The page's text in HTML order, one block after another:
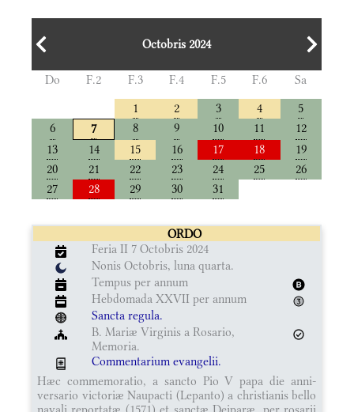
Octobris 2024
Do F.2 F.3 F.4 F.5 F.6
Sa
1
2 3 4
5
6
7 8 9 10 11
12
13
14 15 16 17 18
19
20
21 22 23 24 25
26
27
28 29 30 31
ORDO
Feria II 7 Octobris 2024
Nonis Octobris, luna quarta.
Tempus per annum
Hebdomada XXVII per annum
Sancta regula.
B. Mariæ Virginis a Rosario,
Memoria.
Commentarium evangelii.
Hæc commemoratio, a sancto Pio V papa die anni-
versario victoriæ Naupacti (Lepanto) a christianis bello